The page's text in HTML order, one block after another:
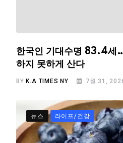
한국인 기대수명 83.4세
하지 못하게 산다
BY K.A TIMES NY 7월 31,
뉴스 라이프/건강